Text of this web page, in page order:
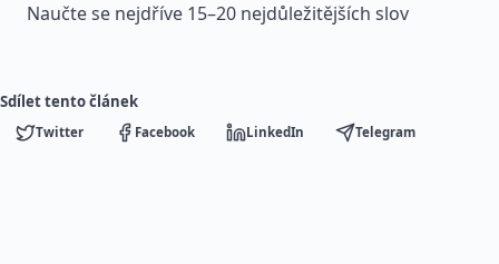
Naučte se nejdříve 15–20 nejdůležitějších slov
Sdílet tento článek
Twitter Facebook LinkedIn Telegram